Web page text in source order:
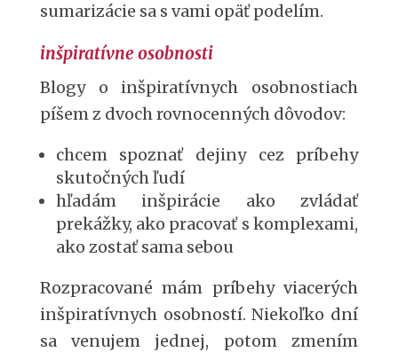
sumarizácie sa s vami opäť podelím.
inšpiratívne osobnosti
Blogy o inšpiratívnych osobnostiach
píšem z dvoch rovnocenných dôvodov:
chcem spoznať dejiny cez príbehy
skutočných ľudí
hľadám inšpirácie ako zvládať
prekážky, ako pracovať s komplexami,
ako zostať sama sebou
Rozpracované mám príbehy viacerých
inšpiratívnych osobností. Niekoľko dní
sa venujem jednej, potom zmením